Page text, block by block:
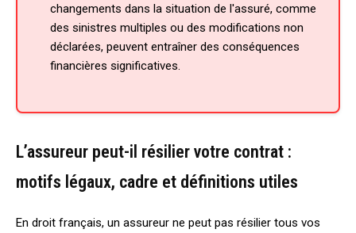
changements dans la situation de l'assuré, comme
des sinistres multiples ou des modifications non
déclarées, peuvent entraîner des conséquences
financières significatives.
L’assureur peut-il résilier votre contrat :
motifs légaux, cadre et définitions utiles
En droit français, un assureur ne peut pas résilier tous vos